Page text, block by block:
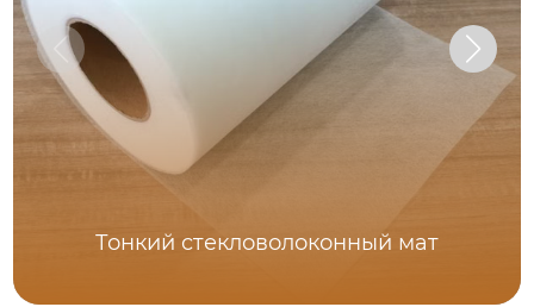
Тонкий стекловолоконный мат